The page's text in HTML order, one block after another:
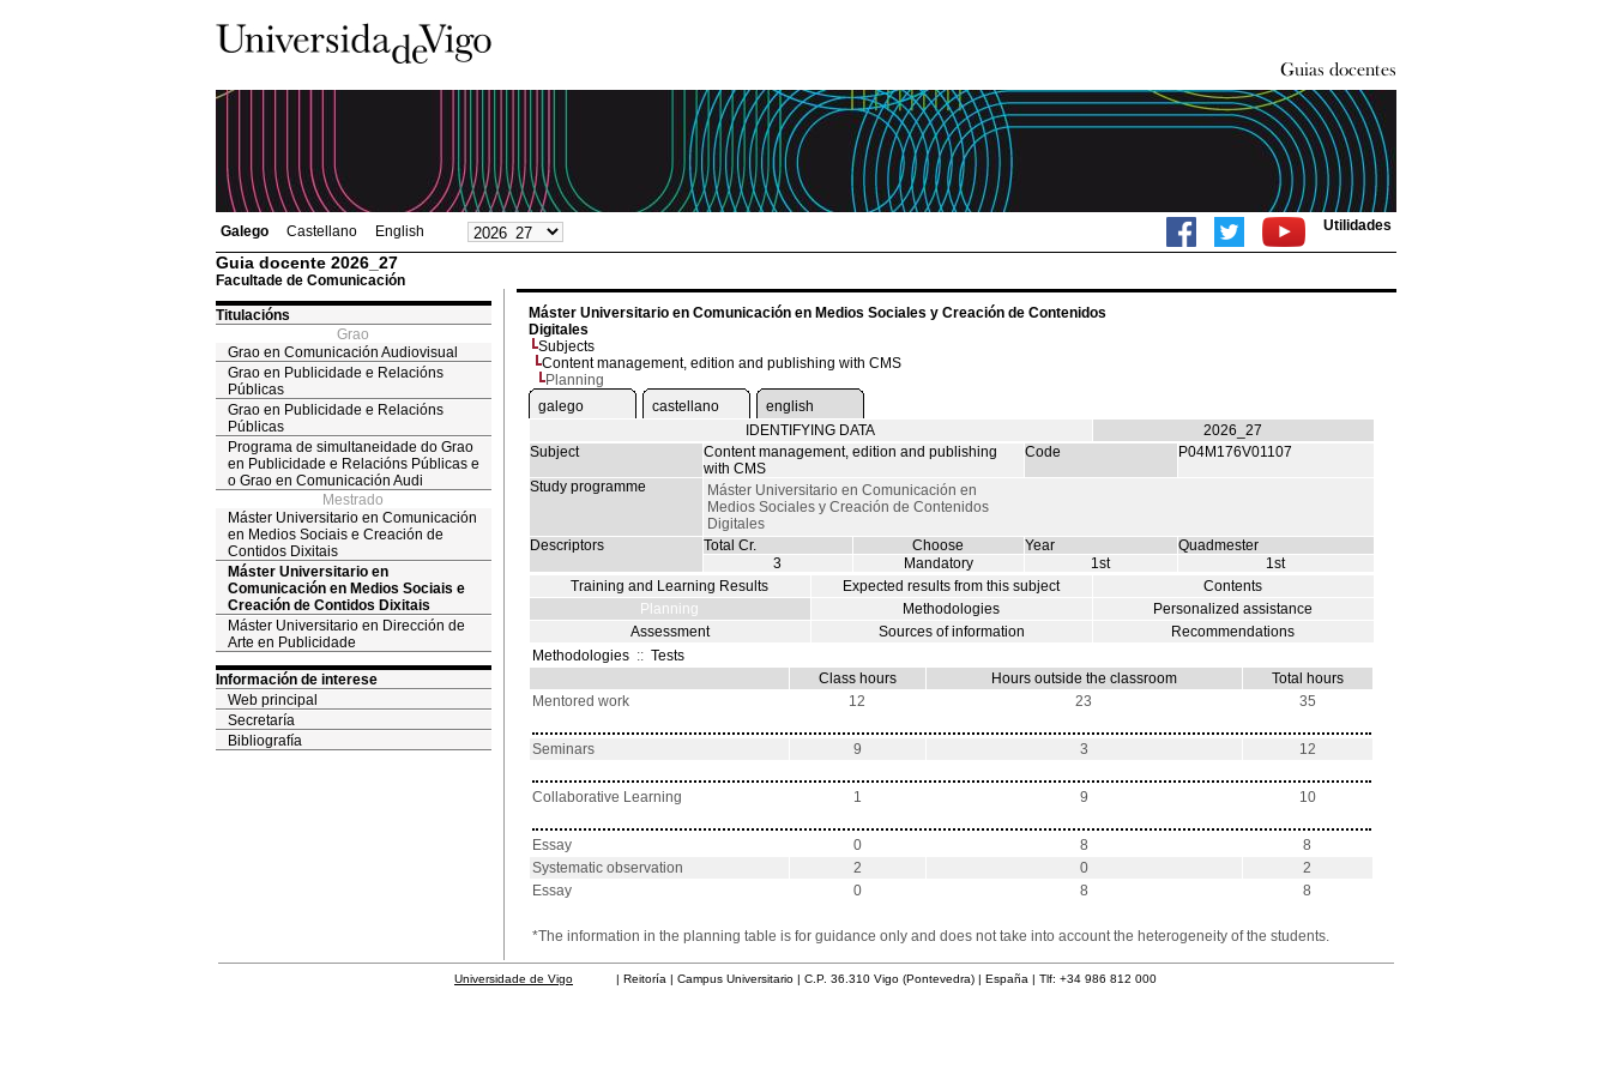
Galego Castellano English Utilidades
Guia docente 2026_27
Facultade de Comunicación
Titulacións
Grao
Grao en Comunicación Audiovisual
Grao en Publicidade e Relacións
Públicas
Grao en Publicidade e Relacións
Públicas
Programa de simultaneidade do Grao
en Publicidade e Relacións Públicas e
o Grao en Comunicación Audi
Mestrado
Máster Universitario en Comunicación
en Medios Sociais e Creación de
Contidos Dixitais
Máster Universitario en
Comunicación en Medios Sociais e
Creación de Contidos Dixitais
Máster Universitario en Dirección de
Arte en Publicidade
Información de interese
Web principal
Secretaría
Bibliografía
Máster Universitario en Comunicación en Medios Sociales y Creación de Contenidos
Digitales
Subjects
Content management, edition and publishing with CMS
Planning
galego
castellano
english
IDENTIFYING DATA
2026_27
Subject
Content management, edition and publishing
with CMS
Code P04M176V01107
Study programme
Máster Universitario en Comunicación en
Medios Sociales y Creación de Contenidos
Digitales
Descriptors
Total Cr. Choose Year
Quadmester
3
Mandatory 1st
1st
Training and Learning Results
Expected results from this subject
Contents
Planning
Methodologies
Personalized assistance
Assessment
Sources of information
Recommendations
Methodologies:: Tests
Class hours
Hours outside the classroom
Total hours
Mentored work
12 23 35
Seminars 9 3 12
Collaborative Learning 1 9 10
Essay 0 8
8
Systematic observation
2 0
2
Essay
0 8 8
*The information in the planning table is for guidance only and does not take into account the heterogeneity of the students.
Universidade de Vigo | Reitoría | Campus Universitario | C.P. 36.310 Vigo (Pontevedra) | España | Tlf: +34 986 812 000